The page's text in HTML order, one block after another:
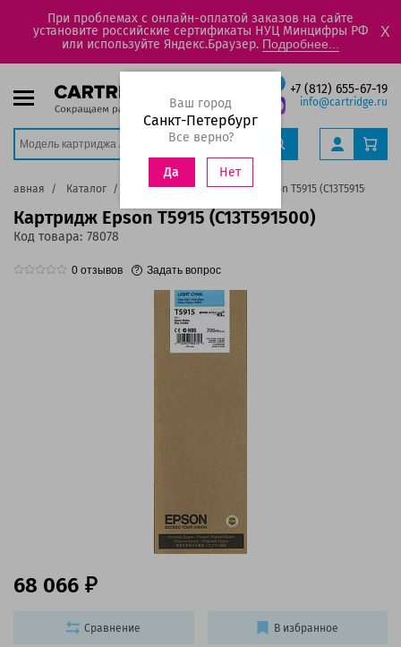
При проблемах с онлайн-оплатой заказов на сайте
установите российские сертификаты НУЦ Минцифры РФ
или используйте Яндекс.Браузер. Подробнее...
X
+7 (812) 655-67-19
info@cartridge.ru
Ваш город
Санкт-Петербург
Все верно?
Да Нет
Главная Каталог Картриджи Картридж Epson T5915 (C13T591500)
Картридж Epson T5915 (C13T591500)
Код товара: 78078
0 отзывов Задать вопрос
68 066
Сравнение В избранное